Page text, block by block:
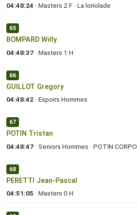
04:48:24 ·Masters 2 F ·La loriolade
65
BOMPARD Willy
04:48:37 ·Masters 1 H
66
GUILLOT Gregory
04:48:42 ·Espoirs Hommes
67
POTIN Tristan
04:48:47 ·Seniors Hommes ·POTIN
68
PERETTI Jean-Pascal
04:51:05 ·Masters 0 H